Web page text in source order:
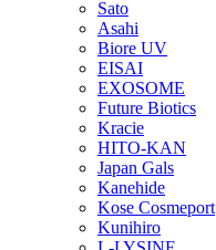
Sato
Asahi
Biore UV
EISAI
EXOSOME
Future Biotics
Kracie
HITO-KAN
Japan Gals
Kanehide
Kose Cosmeport
Kunihiro